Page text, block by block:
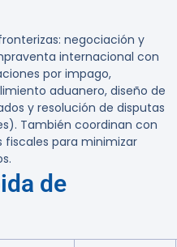
negociación y
internacional con
por impago,
aduanero, diseño de
y resolución de disputas
También coordinan con
fiscales para minimizar
de